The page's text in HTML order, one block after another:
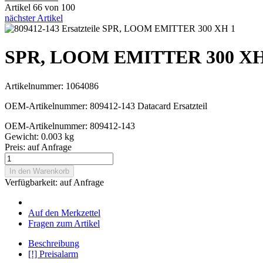
Artikel 66 von 100
nächster Artikel
SPR, LOOM EMITTER 300
Artikelnummer: 1064086
OEM-Artikelnummer: 809412-143 Datacard Ersatzteil
OEM-Artikelnummer: 809412-143
Gewicht: 0.003 kg
Preis: auf Anfrage
In den Warenkorb
Verfügbarkeit: auf Anfrage
Auf den Merkzettel
Fragen zum Artikel
Beschreibung
[!] Preisalarm